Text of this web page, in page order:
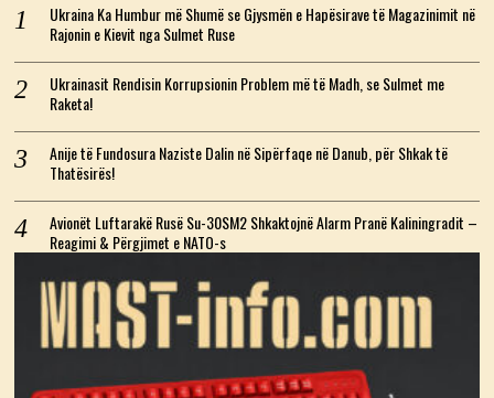
Ukraina Ka Humbur më Shumë se Gjysmën e Hapësirave të Magazinimit në
Rajonin e Kievit nga Sulmet Ruse
Ukrainasit Rendisin Korrupsionin Problem më të Madh, se Sulmet me
Raketa!
Anije të Fundosura Naziste Dalin në Sipërfaqe në Danub, për Shkak të
Thatësirës!
Avionët Luftarakë Rusë Su-30SM2 Shkaktojnë Alarm Pranë Kaliningradit –
Reagimi & Përgjimet e NATO-s